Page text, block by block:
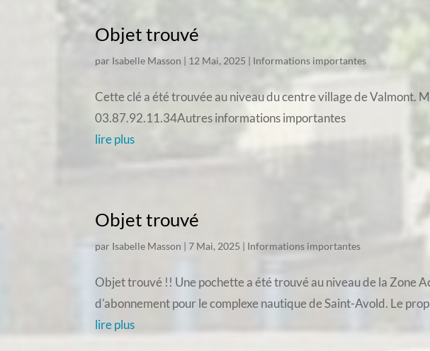
Objet trouvé
par Isabelle Masson | 12 Mai, 2025 | Informations importantes
Cette clé a été trouvée au niveau du centre village de Valmont.
03.87.92.11.34Autres informations importantes
lire plus
Objet trouvé
par Isabelle Masson |7 Mai, 2025 | Informations importantes
Objet trouvé !! Une pochette a été trouvé au niveau de la Zone
d'abonnement pour le complexe nautique de Saint-Avold. Le
lire plus